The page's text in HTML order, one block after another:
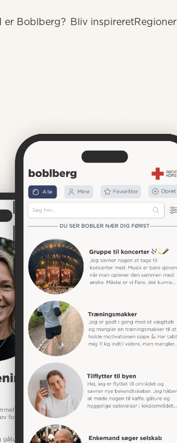
er Boblberg? Bliv inspireretRegioner